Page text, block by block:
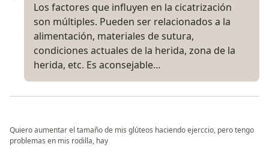
Los factores que influyen en la cicatrización
son múltiples. Pueden ser relacionados a la
alimentación, materiales de sutura,
condiciones actuales de la herida, zona de la
herida, etc. Es aconsejable…
Quiero aumentar el tamaño de mis glúteos haciendo ejerccio, pero tengo
problemas en mis rodilla, hay